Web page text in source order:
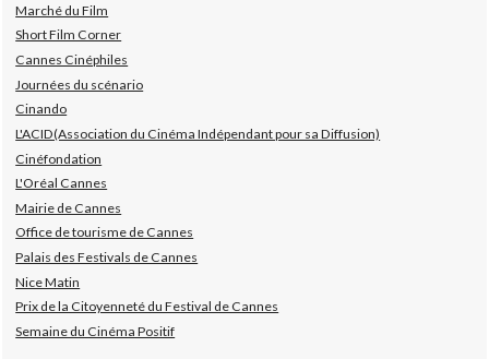
Marché du Film
Short Film Corner
Cannes Cinéphiles
Journées du scénario
Cinando
L'ACID(Association du Cinéma Indépendant pour sa Diffusion)
Cinéfondation
L'Oréal Cannes
Mairie de Cannes
Office de tourisme de Cannes
Palais des Festivals de Cannes
Nice Matin
Prix de la Citoyenneté du Festival de Cannes
Semaine du Cinéma Positif